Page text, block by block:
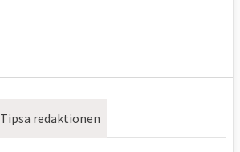
Tipsa redaktionen